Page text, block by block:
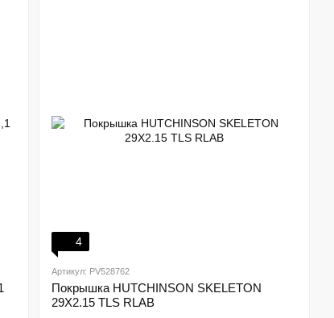
4
Артикул: PV528762
Покрышка HUTCHINSON SKELETON
29X2.15 TLS RLAB